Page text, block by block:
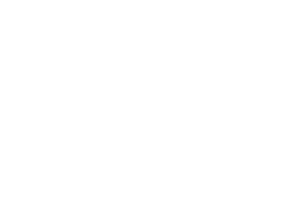
せていただ
ください。
了承くださ
器販売店・
お願いしま
ご登録され
共同利用者
1000ppm以下、
、
、
い年数を意
物等」とい
)を取得する
手段を講じ
らの製造装
知します。
り引きをい
ロン制御